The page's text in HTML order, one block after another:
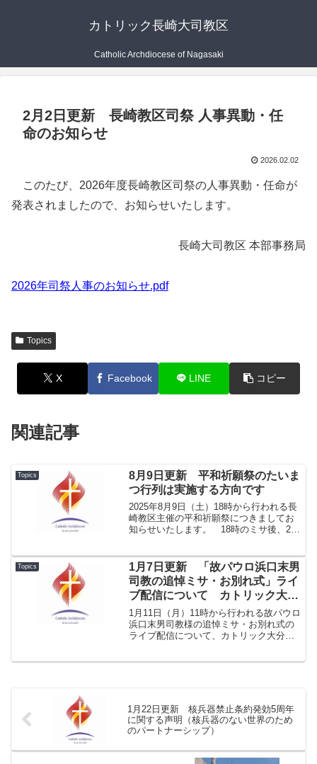
カトリック長崎大司教区
Catholic Archdiocese of Nagasaki
2月2日更新 長崎教区司祭 人事異動・任
命のお知らせ
2026.02.02
このたび、2026年度長崎教区司祭の人事異動・任命が
発表されましたので、お知らせいたします。
長崎大司教区 本部事務局
2026年司祭人事のお知らせ.pdf
Topics
X Facebook LINE コピー
関連記事
Topics
8月9日更新 平和祈願祭のたいま
つ行列は実施する方向です
2025年8月9日（土）18時から行われる長
崎教区主催の平和祈願祭につきましてお
知らせいたします。 18時のミサ後、20
報では雨天ですが実施する方向です。急
きょ中止する...
Topics
1月7日更新 「故パウロ浜口末男
司教の追悼ミサ・お別れ式」ライ
ブ配信について カトリック大分
教区ホームページ掲載のご案内
1月11日（月）11時から行われる故パウロ
浜口末男司教様の追悼ミサ・お別れ式の
ライブ配信について、カトリック大分教
1月22日更新 核兵器禁止条約発効5周年
に関する声明（核兵器のない世界のため
のパートナーシップ）